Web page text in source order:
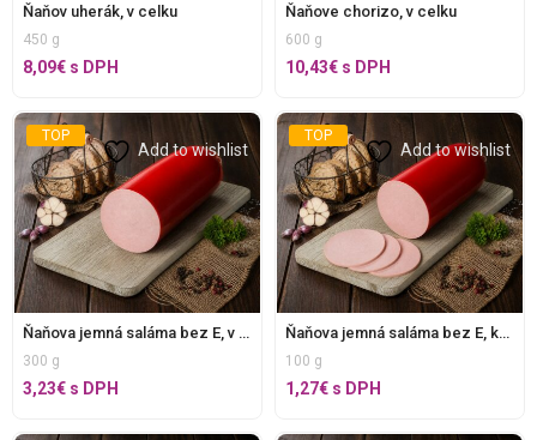
Ňaňov uherák, v celku
450 g
8,09€ s DPH
Ňaňove chorizo, v celku
600 g
10,43€ s DPH
TOP
Add to wishlist
Ňaňova jemná saláma bez E, v celku
300 g
3,23€ s DPH
TOP
Add to wishlist
Ňaňova jemná saláma bez E, krájaná
100 g
1,27€ s DPH